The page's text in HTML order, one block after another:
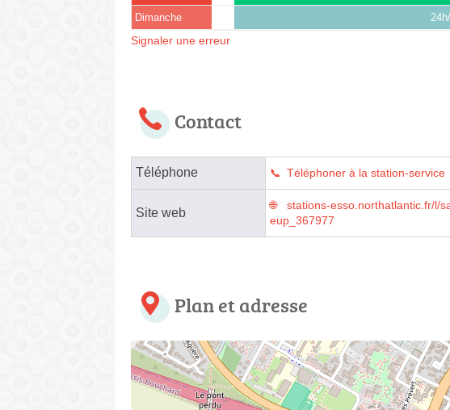
Dimanche
Signaler une erreur
Contact
Téléphone Téléphoner à la station-service
Site web
stations-esso.northatlantic.fr/l/
eup_367977
Plan et adresse